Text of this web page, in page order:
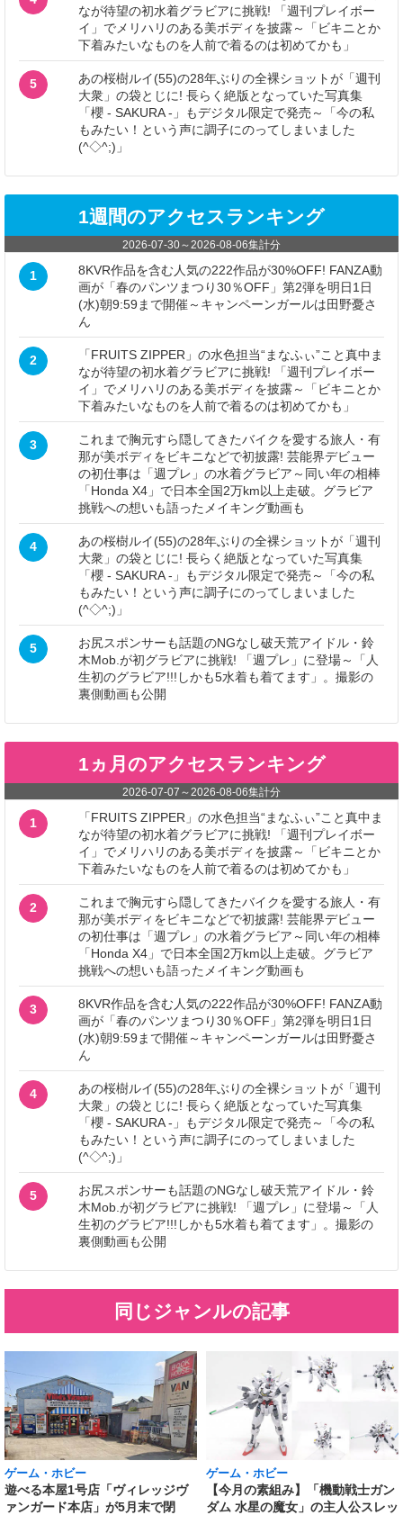
なが待望の初水着グラビアに挑戦! 「週刊プレイボー
イ」でメリハリのある美ボディを披露～「ビキニとか
下着みたいなものを人前で着るのは初めてかも」
5
あの桜樹ルイ(55)の28年ぶりの全裸ショットが「週刊
大衆」の袋とじに! 長らく絶版となっていた写真集
「櫻 - SAKURA -」もデジタル限定で発売～「今の私
もみたい！という声に調子にのってしまいました
(^◇^;)」
1週間のアクセスランキング
2026-07-30～2026-08-06集計分
1
8KVR作品を含む人気の222作品が30%OFF! FANZA動
画が「春のパンツまつり30％OFF」第2弾を明日1日
(水)朝9:59まで開催～キャンペーンガールは田野憂さ
ん
2
「FRUITS ZIPPER」の水色担当“まなふぃ”こと真中ま
なが待望の初水着グラビアに挑戦! 「週刊プレイボー
イ」でメリハリのある美ボディを披露～「ビキニとか
下着みたいなものを人前で着るのは初めてかも」
3
これまで胸元すら隠してきたバイクを愛する旅人・有
那が美ボディをビキニなどで初披露! 芸能界デビュー
の初仕事は「週プレ」の水着グラビア～同い年の相棒
「Honda X4」で日本全国2万km以上走破。グラビア
挑戦への想いも語ったメイキング動画も
4
あの桜樹ルイ(55)の28年ぶりの全裸ショットが「週刊
大衆」の袋とじに! 長らく絶版となっていた写真集
「櫻 - SAKURA -」もデジタル限定で発売～「今の私
もみたい！という声に調子にのってしまいました
(^◇^;)」
5
お尻スポンサーも話題のNGなし破天荒アイドル・鈴
木Mob.が初グラビアに挑戦! 「週プレ」に登場～「人
生初のグラビア!!!しかも5水着も着てます」。撮影の
裏側動画も公開
1ヵ月のアクセスランキング
2026-07-07 ～2026-08-06集計分
1
「FRUITS ZIPPER」の水色担当“まなふぃ”こと真中ま
なが待望の初水着グラビアに挑戦! 「週刊プレイボー
イ」でメリハリのある美ボディを披露～「ビキニとか
下着みたいなものを人前で着るのは初めてかも」
2
これまで胸元すら隠してきたバイクを愛する旅人・有
那が美ボディをビキニなどで初披露! 芸能界デビュー
の初仕事は「週プレ」の水着グラビア～同い年の相棒
「Honda X4」で日本全国2万km以上走破。グラビア
挑戦への想いも語ったメイキング動画も
3
8KVR作品を含む人気の222作品が30%OFF! FANZA動
画が「春のパンツまつり30％OFF」第2弾を明日1日
(水)朝9:59まで開催～キャンペーンガールは田野憂さ
ん
4
あの桜樹ルイ(55)の28年ぶりの全裸ショットが「週刊
大衆」の袋とじに! 長らく絶版となっていた写真集
「櫻 - SAKURA -」もデジタル限定で発売～「今の私
もみたい！という声に調子にのってしまいました
(^◇^;)」
5
お尻スポンサーも話題のNGなし破天荒アイドル・鈴
木Mob.が初グラビアに挑戦! 「週プレ」に登場～「人
生初のグラビア!!!しかも5水着も着てます」。撮影の
裏側動画も公開
同じジャンルの記事
ゲーム・ホビー
遊べる本屋1号店「ヴィレッジヴ
ァンガード本店」が5月末で閉
ゲーム・ホビー
【今月の素組み】「機動戦士ガン
ダム 水星の魔女」の主人公スレッ